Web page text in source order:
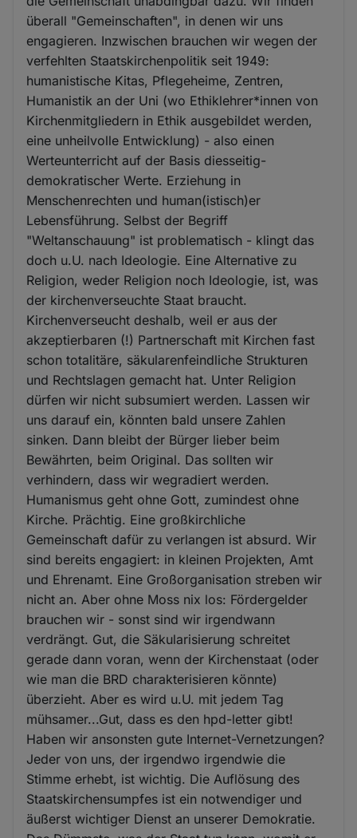
überall "Gemeinschaften", in denen wir uns
engagieren. Inzwischen brauchen wir wegen der
verfehlten Staatskirchenpolitik seit 1949:
humanistische Kitas, Pflegeheime, Zentren,
Humanistik an der Uni (wo Ethiklehrer*innen von
Kirchenmitgliedern in Ethik ausgebildet werden,
eine unheilvolle Entwicklung) - also einen
Werteunterricht auf der Basis diesseitig-
demokratischer Werte. Erziehung in
Menschenrechten und human(istisch)er
Lebensführung. Selbst der Begriff
"Weltanschauung" ist problematisch - klingt das
doch u.U. nach Ideologie. Eine Alternative zu
Religion, weder Religion noch Ideologie, ist, was
der kirchenverseuchte Staat braucht.
Kirchenverseucht deshalb, weil er aus der
akzeptierbaren (!) Partnerschaft mit Kirchen fast
schon totalitäre, säkularenfeindliche Strukturen
und Rechtslagen gemacht hat. Unter Religion
dürfen wir nicht subsumiert werden. Lassen wir
uns darauf ein, könnten bald unsere Zahlen
sinken. Dann bleibt der Bürger lieber beim
Bewährten, beim Original. Das sollten wir
verhindern, dass wir wegradiert werden.
Humanismus geht ohne Gott, zumindest ohne
Kirche. Prächtig. Eine großkirchliche
Gemeinschaft dafür zu verlangen ist absurd. Wir
sind bereits engagiert: in kleinen Projekten, Amt
und Ehrenamt. Eine Großorganisation streben wir
nicht an. Aber ohne Moss nix los: Fördergelder
brauchen wir - sonst sind wir irgendwann
verdrängt. Gut, die Säkularisierung schreitet
gerade dann voran, wenn der Kirchenstaat (oder
wie man die BRD charakterisieren könnte)
überzieht. Aber es wird u.U. mit jedem Tag
mühsamer...Gut, dass es den hpd-letter gibt!
Haben wir ansonsten gute Internet-Vernetzungen?
Jeder von uns, der irgendwo irgendwie die
Stimme erhebt, ist wichtig. Die Auflösung des
Staatskirchensumpfes ist ein notwendiger und
äußerst wichtiger Dienst an unserer Demokratie.